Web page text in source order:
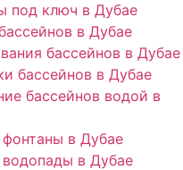
под ключ в Дубае
в Дубае
бассейнов в Дубае
бассейнов в Дубае
бассейнов водой в
в Дубае
в Дубае